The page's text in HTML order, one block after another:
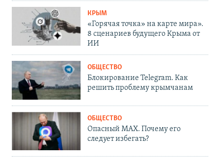
КРЫМ
«Горячая точка» на карте мира».
8 сценариев будущего Крыма от
ИИ
ОБЩЕСТВО
Блокирование Telegram. Как
решить проблему крымчанам
ОБЩЕСТВО
Опасный MAX. Почему его
следует избегать?